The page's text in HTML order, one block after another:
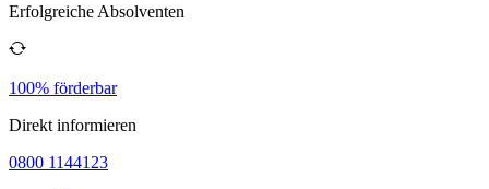
Erfolgreiche Absolventen
100% förderbar
Direkt informieren
0800 1144123